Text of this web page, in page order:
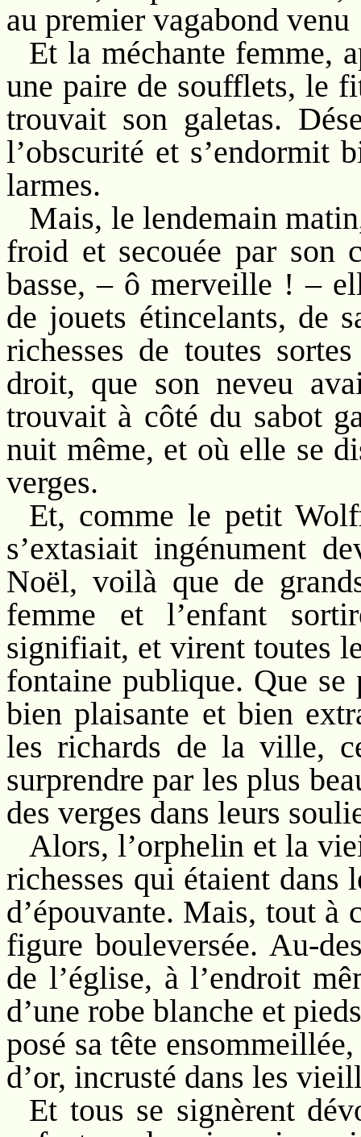
au premier vagabond venu
Et la méchante femme,
une paire de soufflets, le
trouvait son galetas.
l’obscurité et s’endormit
larmes.
Mais, le lendemain
froid et secouée par son
basse, – ô merveille ! –
de jouets étincelants, de
richesses de toutes
droit, que son neveu
trouvait à côté du sabot
nuit même, et où elle se
verges.
Et, comme le petit
s’extasiait ingénument
Noël, voilà que de
femme et l’enfant
signifiait, et virent toutes
fontaine publique. Que
bien plaisante et bien
les richards de la ville,
surprendre par les plus
des verges dans leurs
Alors, l’orphelin et la
richesses qui étaient dans
d’épouvante. Mais, tout
figure bouleversée. Au-
de l’église, à l’endroit
d’une robe blanche et
posé sa tête
d’or, incrusté dans les
Et tous se signèrent